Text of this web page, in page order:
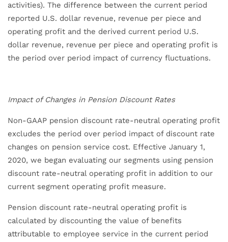
activities). The difference between the current period
reported U.S. dollar revenue, revenue per piece and
operating profit and the derived current period U.S.
dollar revenue, revenue per piece and operating profit is
the period over period impact of currency fluctuations.
Impact of Changes in Pension Discount Rates
Non-GAAP pension discount rate-neutral operating profit
excludes the period over period impact of discount rate
changes on pension service cost. Effective January 1,
2020, we began evaluating our segments using pension
discount rate-neutral operating profit in addition to our
current segment operating profit measure.
Pension discount rate-neutral operating profit is
calculated by discounting the value of benefits
attributable to employee service in the current period